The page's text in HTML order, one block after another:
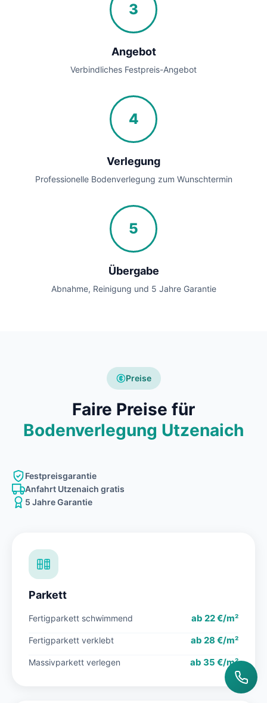
3
Angebot
Verbindliches Festpreis-Angebot
4
Verlegung
Professionelle Bodenverlegung zum Wunschtermin
5
Übergabe
Abnahme, Reinigung und 5 Jahre Garantie
Preise
Faire Preise für
Bodenverlegung Utzenaich
Festpreisgarantie
Anfahrt Utzenaich gratis
5 Jahre Garantie
Parkett
Fertigparkett schwimmend ab 22 €/m²
Fertigparkett verklebt ab 28 €/m²
Massivparkett verlegen ab 35 €/m²